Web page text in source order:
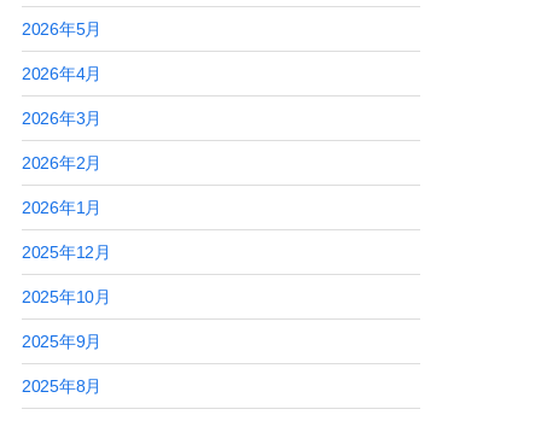
2026年5月
2026年4月
2026年3月
2026年2月
2026年1月
2025年12月
2025年10月
2025年9月
2025年8月